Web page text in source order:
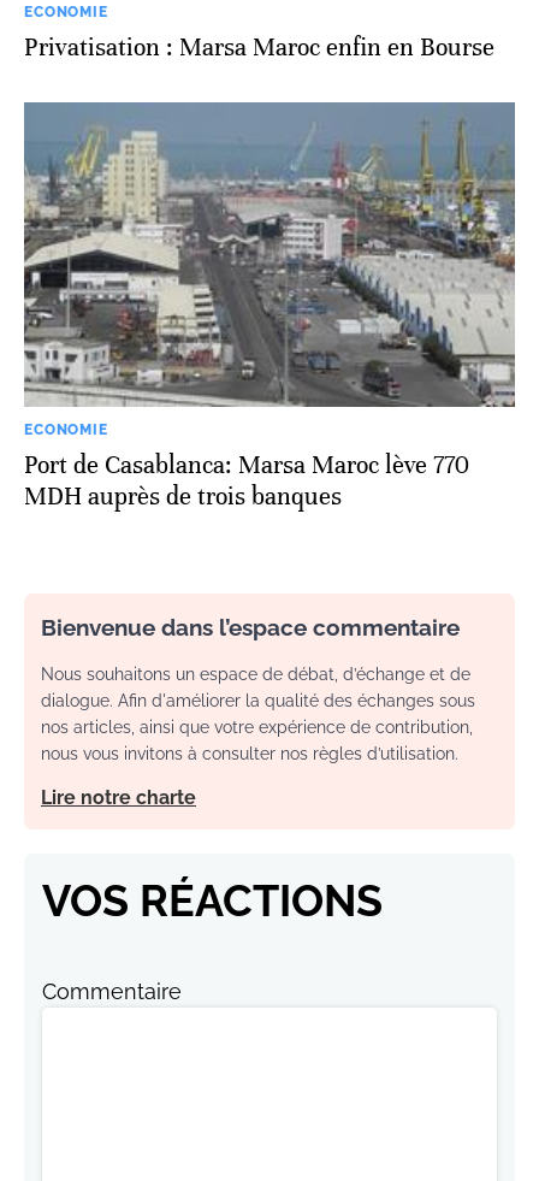
ECONOMIE
Privatisation : Marsa Maroc enfin en Bourse
ECONOMIE
Port de Casablanca: Marsa Maroc lève 770
MDH auprès de trois banques
Bienvenue dans l’espace commentaire
Nous souhaitons un espace de débat, d’échange et de
dialogue. Afin d'améliorer la qualité des échanges sous
nos articles, ainsi que votre expérience de contribution,
nous vous invitons à consulter nos règles d’utilisation.
Lire notre charte
VOS RÉACTIONS
Commentaire